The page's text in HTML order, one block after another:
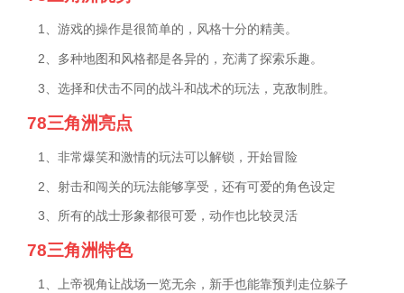
1、游戏的操作是很简单的，风格十分的精美。
2、多种地图和风格都是各异的，充满了探索乐趣。
3、选择和伏击不同的战斗和战术的玩法，克敌制胜。
78三角洲亮点
1、非常爆笑和激情的玩法可以解锁，开始冒险
2、射击和闯关的玩法能够享受，还有可爱的角色设定
3、所有的战士形象都很可爱，动作也比较灵活
78三角洲特色
1、上帝视角让战场一览无余，新手也能靠预判走位躲子